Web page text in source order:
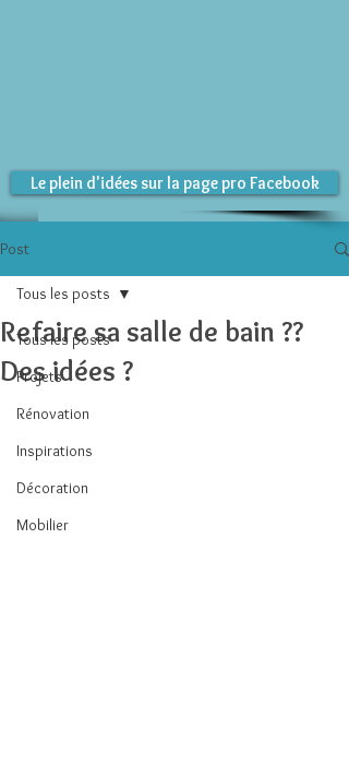
Le plein d'idées sur la page pro Facebook
Post
Tous les posts
Projets
Rénovation
Inspirations
Décoration
Mobilier
Tous les posts
Refaire sa salle de bain ??
Des idées ?